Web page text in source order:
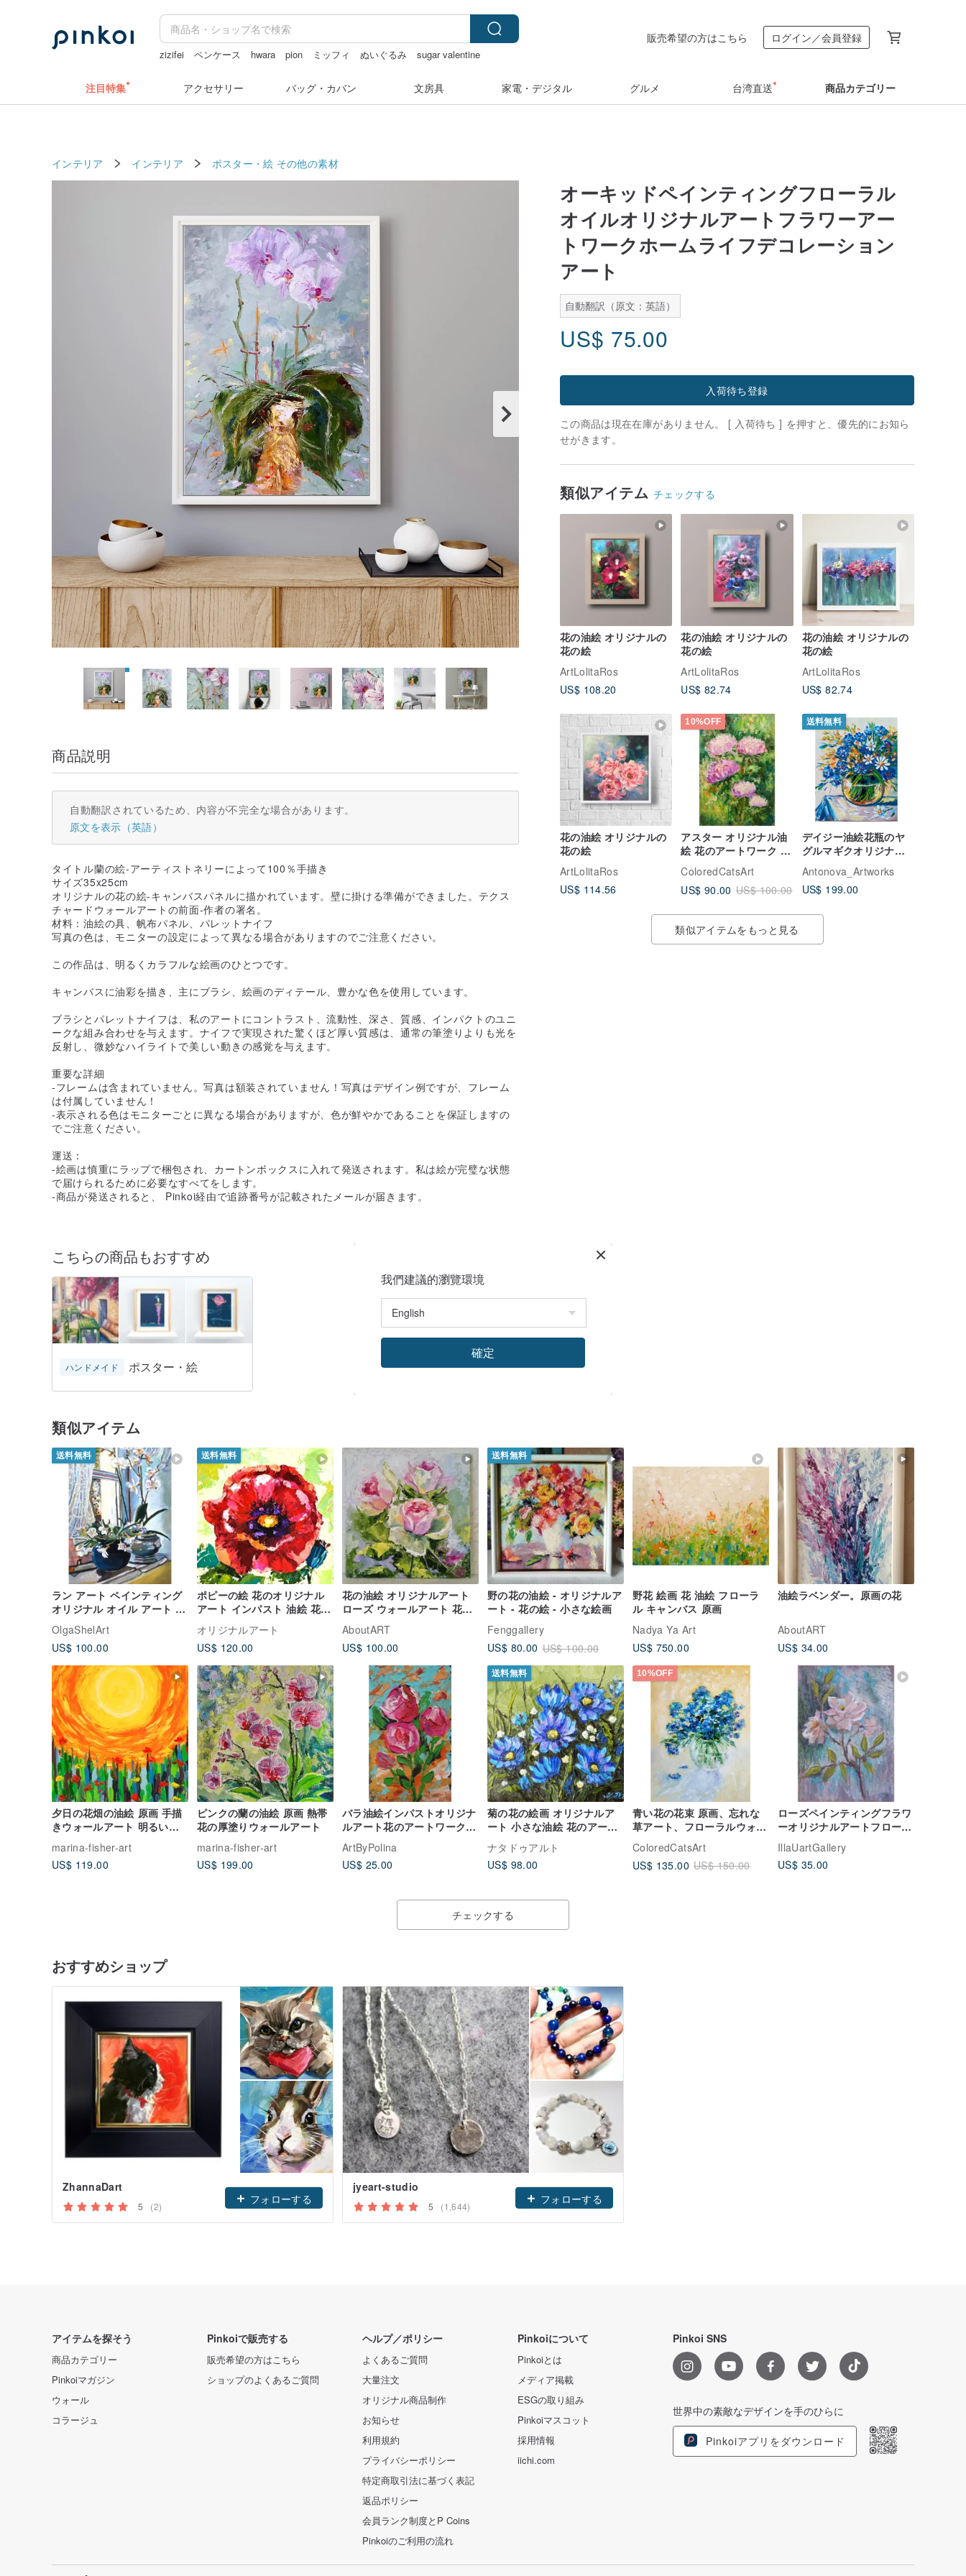
zizifei ペンケース hwara pion ミッフィ ぬいぐるみ
sugar valentine
販売希望の方はこちら ログイン／会員登録
注目特集 アクセサリー バッグ・カバン 文房具 家電・デジタル グルメ 台湾直送 商品カテゴリー
インテリア インテリア ポスター・絵 その他の素材
オーキッドペインティングフローラル
オイルオリジナルアートフラワーアー
トワークホームライフデコレーション
アート
自動翻訳（原文：英語）
US$ 75.00
入荷待ち登録
この商品は現在在庫がありません。 [ 入荷待ち ] を押すと、優先的にお知ら
せがきます。
類似アイテム チェックする
花の油絵 オリジナルの
花の絵
ArtLolitaRos
US$ 108.20
花の油絵 オリジナルの
花の絵
ArtLolitaRos
US$ 82.74
花の油絵 オリジナルの
花の絵
ArtLolitaRos
US$ 82.74
花の油絵 オリジナルの
花の絵
ArtLolitaRos
US$ 114.56
10%OFF
アスター オリジナル油
絵 花のアートワーク フ
ローラルウォールアー
ト 手工油畫 油畫原作
ColoredCatsArt
US$ 90.00 US$ 100.00
送料無料
デイジー油絵花瓶のヤ
グルマギクオリジナル
アートフラワーウォー
ルアート布面油絵
Antonova_Artworks
US$ 199.00
類似アイテムをもっと見る
商品説明
自動翻訳されているため、内容が不完全な場合があります。
原文を表示（英語）
タイトル蘭の絵-アーティストネリーによって100％手描き
サイズ35x25cm
オリジナルの花の絵-キャンバスパネルに描かれています。壁に掛ける準備ができました。テクス
チャードウォールアートの前面-作者の署名。
材料：油絵の具、帆布パネル、パレットナイフ
写真の色は、モニターの設定によって異なる場合がありますのでご注意ください。
この作品は、明るくカラフルな絵画のひとつです。
キャンバスに油彩を描き、主にブラシ、絵画のディテール、豊かな色を使用しています。
ブラシとパレットナイフは、私のアートにコントラスト、流動性、深さ、質感、インパクトのユニ
ークな組み合わせを与えます。ナイフで実現された驚くほど厚い質感は、通常の筆塗りよりも光を
反射し、微妙なハイライトで美しい動きの感覚を与えます。
重要な詳細
-フレームは含まれていません。写真は額装されていません！写真はデザイン例ですが、フレーム
は付属していません！
-表示される色はモニターごとに異なる場合がありますが、色が鮮やかであることを保証しますの
でご注意ください。
運送：
-絵画は慎重にラップで梱包され、カートンボックスに入れて発送されます。私は絵が完璧な状態
で届けられるために必要なすべてをします。
-商品が発送されると、 Pinkoi経由で追跡番号が記載されたメールが届きます。
こちらの商品もおすすめ
ハンドメイド ポスター・絵
類似アイテム
送料無料
ラン アート ペインティング
オリジナル オイル アート 壁
OlgaShelArt
US$ 100.00
送料無料
ポピーの絵 花のオリジナル
アート インパスト 油絵 花の
オリジナルアート
US$ 120.00
花の油絵 オリジナルアート
ローズ ウォールアート 花の
AboutART
US$ 100.00
送料無料
野の花の油絵 - オリジナルア
ート - 花の絵 - 小さな絵画
Fenggallery
US$ 80.00 US$ 100.00
野花 絵画 花 油絵 フローラ
ル キャンバス 原画
Nadya Ya Art
US$ 750.00
油絵ラベンダー。原画の花
AboutART
US$ 34.00
夕日の花畑の油絵 原画 手描
きウォールアート 明るい花
marina-fisher-art
US$ 119.00
ピンクの蘭の油絵 原画 熱帯
花の厚塗りウォールアート
marina-fisher-art
US$ 199.00
バラ油絵インパストオリジナ
ルアート花のアートワーク花
ArtByPolina
US$ 25.00
送料無料
菊の花の絵画 オリジナルア
ート 小さな油絵 花のアート
ナタドゥアルト
US$ 98.00
10%OFF
青い花の花束 原画、忘れな
草アート、フローラルウォー
ColoredCatsArt
US$ 135.00 US$ 150.00
ローズペインティングフラワ
ーオリジナルアートフローラ
オイルパステルペインティン
グ
IllaUartGallery
US$ 35.00
チェックする
おすすめショップ
ZhannaDart
5 (2)
フォローする
jyeart-studio
5 (1,644)
フォローする
アイテムを探そう
商品カテゴリー
Pinkoiマガジン
ウォール
コラージュ
Pinkoiで販売する
販売希望の方はこちら
ショップのよくあるご質問
ヘルプ／ポリシー
よくあるご質問
大量注文
オリジナル商品制作
お知らせ
利用規約
プライバシーポリシー
特定商取引法に基づく表記
返品ポリシー
会員ランク制度とP Coins
Pinkoiのご利用の流れ
Pinkoiについて
Pinkoiとは
メディア掲載
ESGの取り組み
Pinkoiマスコット
採用情報
iichi.com
Pinkoi SNS
世界中の素敵なデザインを手のひらに
Pinkoiアプリをダウンロード
我們建議的瀏覽環境
確定